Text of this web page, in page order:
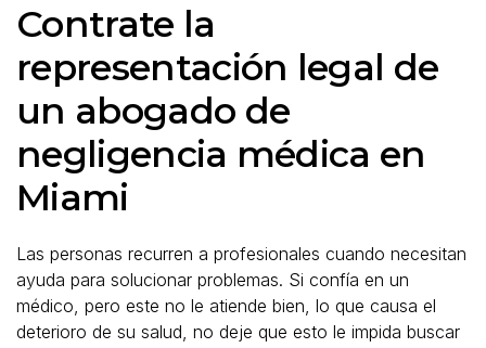
Contrate la
representación legal de
un abogado de
negligencia médica en
Miami
Las personas recurren a profesionales cuando necesitan
ayuda para solucionar problemas. Si confía en un
médico, pero este no le atiende bien, lo que causa el
deterioro de su salud, no deje que esto le impida buscar